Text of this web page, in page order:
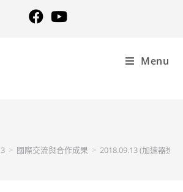
Menu
> 國際交流與合作成果 > 2018.09.13 (加速器進